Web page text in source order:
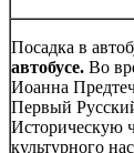
Посадка в
автобусе. Во
Иоанна
Первый
Историческую
культурного